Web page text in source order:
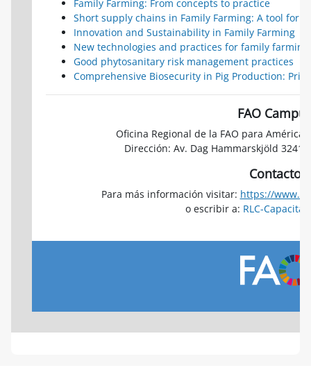
Family Farming: From concepts to practice
Short supply chains in Family Farming: A tool for
Innovation and Sustainability in Family Farming
New technologies and practices for family farming
Good phytosanitary risk management practices
Comprehensive Biosecurity in Pig Production:
FAO
Oficina Regional de la FAO para América
Dirección: Av. Dag Hammarskjöld
Contacto
Para más información visitar: https://
o escribir a: RLC-